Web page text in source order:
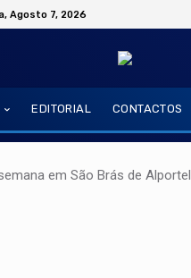
Agosto 7, 2026
EDITORIAL CONTACTOS
em São Brás de Alportel